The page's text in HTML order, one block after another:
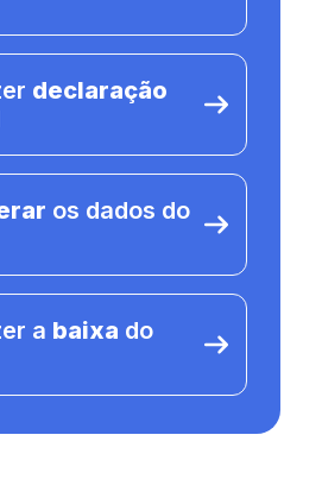
declaração
os dados do
a baixa do